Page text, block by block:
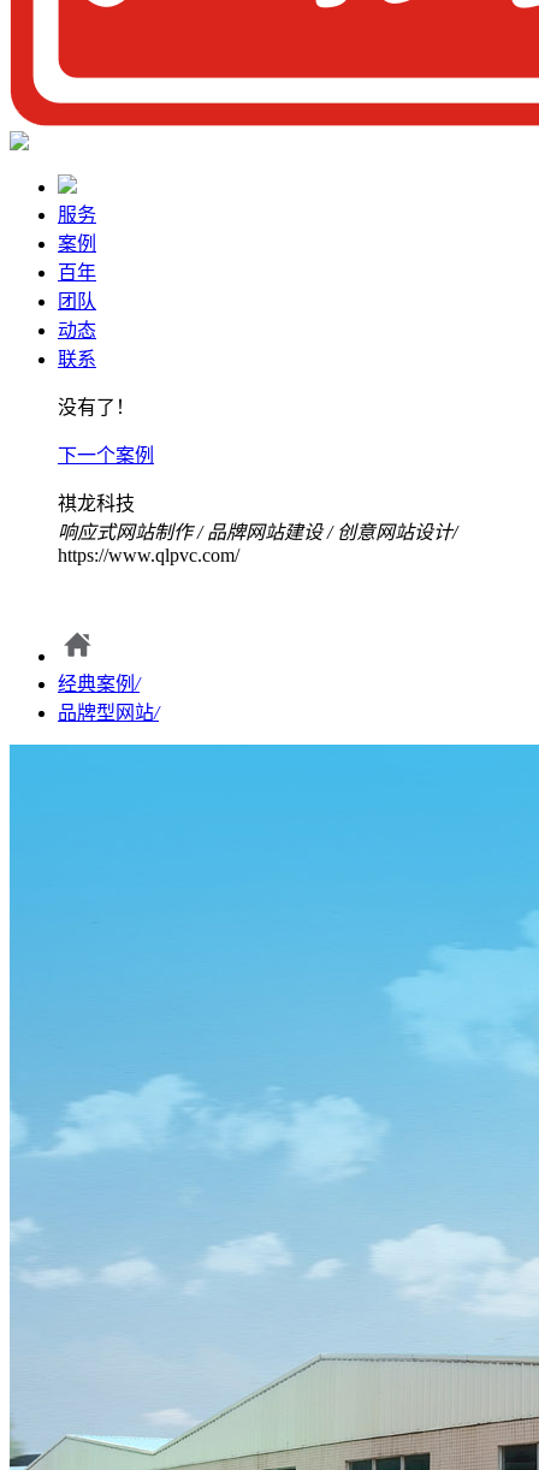
服务
案例
百年
团队
动态
联系
没有了！
下一个案例
祺龙科技
响应式网站制作/ 品牌网站建设/ 创意网站设计/
https://www.qlpvc.com/
经典案例 /
品牌型网站/